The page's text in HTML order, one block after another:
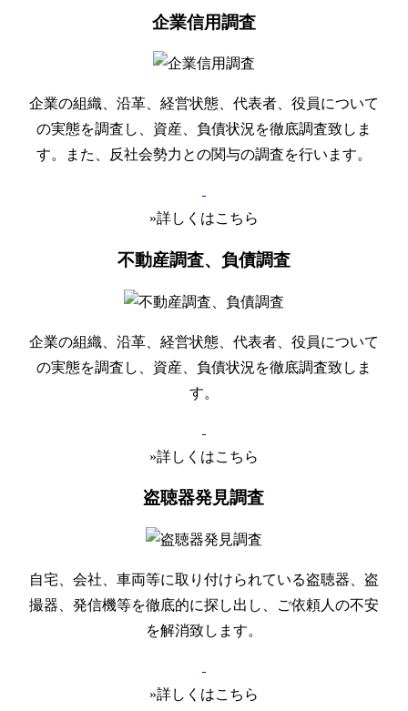
企業信用調査
企業の組織、沿革、経営状態、代表者、役員について
の実態を調査し、資産、負債状況を徹底調査致しま
す。また、反社会勢力との関与の調査を行います。
»詳しくはこちら
不動産調査、負債調査
企業の組織、沿革、経営状態、代表者、役員について
の実態を調査し、資産、負債状況を徹底調査致しま
す。
»詳しくはこちら
盗聴器発見調査
自宅、会社、車両等に取り付けられている盗聴器、盗
撮器、発信機等を徹底的に探し出し、ご依頼人の不安
を解消致します。
»詳しくはこちら